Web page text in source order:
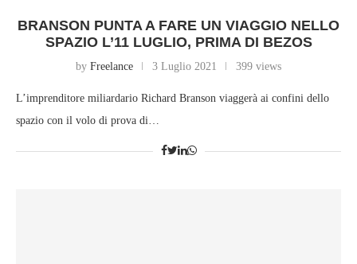
BRANSON PUNTA A FARE UN VIAGGIO NELLO
SPAZIO L’11 LUGLIO, PRIMA DI BEZOS
by Freelance 3 Luglio 2021 399 views
L’imprenditore miliardario Richard Branson viaggerà ai confini dello
spazio con il volo di prova di…